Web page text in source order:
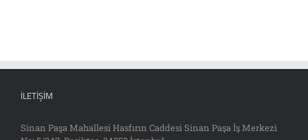
İLETIŞIM
Sinan Paşa Mahallesi Hasfırın Caddesi Sinan Paşa İş Merkezi